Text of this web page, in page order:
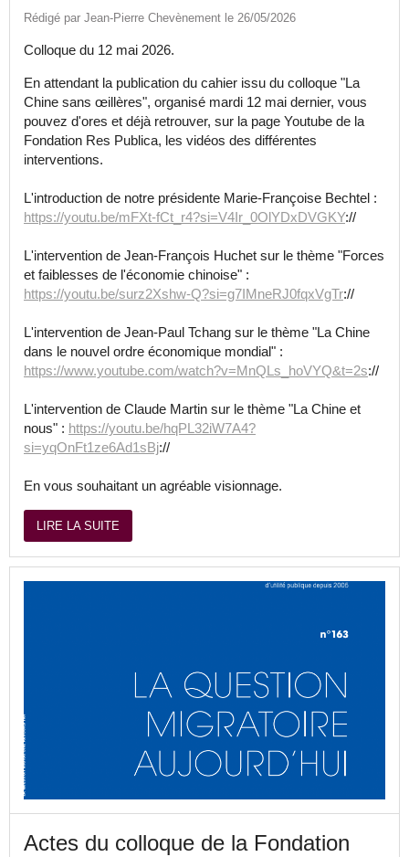
Rédigé par Jean-Pierre Chevènement le 26/05/2026
Colloque du 12 mai 2026.
En attendant la publication du cahier issu du colloque "La
Chine sans œillères", organisé mardi 12 mai dernier, vous
pouvez d'ores et déjà retrouver, sur la page Youtube de la
Fondation Res Publica, les vidéos des différentes
interventions.
L'introduction de notre présidente Marie-Françoise Bechtel :
https://youtu.be/mFXt-fCt_r4?si=V4Ir_0OlYDxDVGKY://
L'intervention de Jean-François Huchet sur le thème "Forces
et faiblesses de l'économie chinoise" :
https://youtu.be/surz2Xshw-Q?si=g7IMneRJ0fqxVgTr://
L'intervention de Jean-Paul Tchang sur le thème "La Chine
dans le nouvel ordre économique mondial" :
https://www.youtube.com/watch?v=MnQLs_hoVYQ&t=2s://
L'intervention de Claude Martin sur le thème "La Chine et
nous" : https://youtu.be/hqPL32iW7A4?
si=yqOnFt1ze6Ad1sBj://
En vous souhaitant un agréable visionnage.
LIRE LA SUITE
Actes du colloque de la Fondation